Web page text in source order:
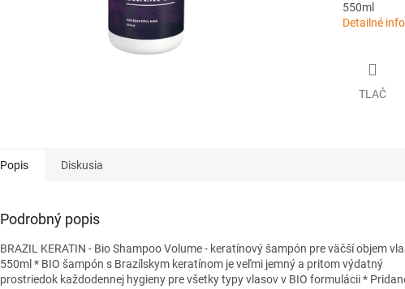
550ml
Detailné
TLAČ
Popis Diskusia
Podrobný popis
BRAZIL KERATIN - Bio Shampoo Volume - keratínový šampón pre väčší objem
550ml * BIO šampón s Brazílskym keratínom je veľmi jemný a pritom výdatný
prostriedok každodennej hygieny pre všetky typy vlasov v BIO formulácii *